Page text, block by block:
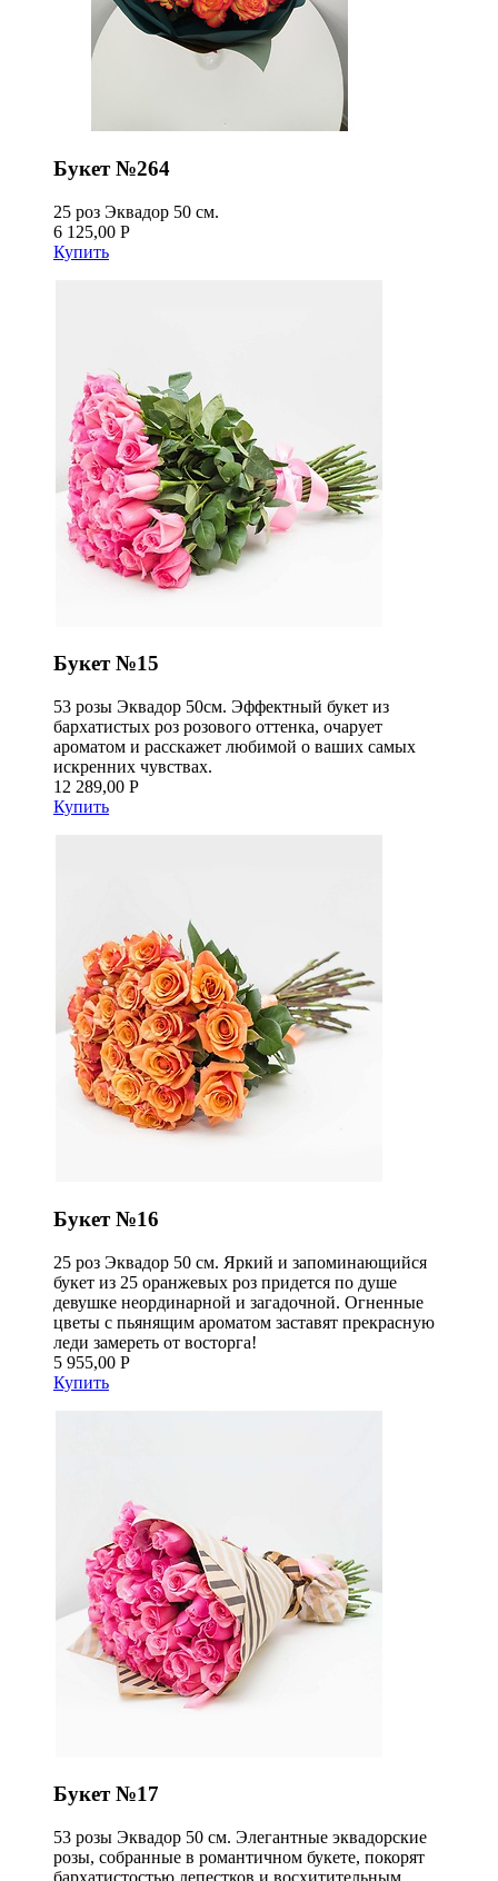
Букет №264
25 роз Эквадор 50 см.
6 125,00 Р
Купить
Букет №15
53 розы Эквадор 50см. Эффектный букет из
бархатистых роз розового оттенка, очарует
ароматом и расскажет любимой о ваших самых
искренних чувствах.
12 289,00 Р
Купить
Букет №16
25 роз Эквадор 50 см. Яркий и запоминающийся
букет из 25 оранжевых роз придется по душе
девушке неординарной и загадочной. Огненные
цветы с пьянящим ароматом заставят прекрасную
леди замереть от восторга!
5 955,00 Р
Купить
Букет №17
53 розы Эквадор 50 см. Элегантные эквадорские
розы, собранные в романтичном букете, покорят
бархатистостью лепестков и восхитительным